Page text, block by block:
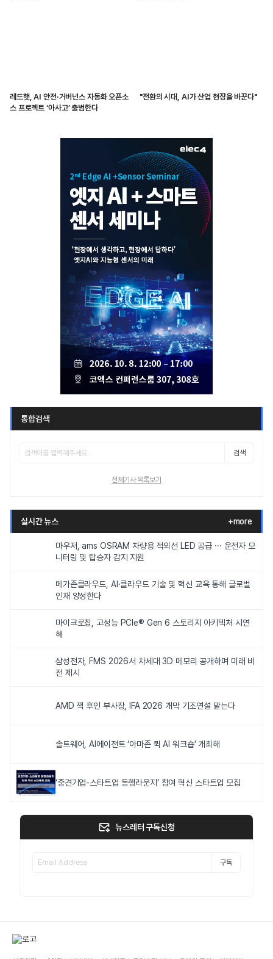
레드햇, AI 안전·거버넌스 자동화 오픈소
스 프로젝트 ‘아사고’ 출범한다
"전환의 시대, AI가 산업 현장을 바꾼다"
통합검색
검색
전체기사 목록보기
실시간 뉴스 +more
마우저, ams OSRAM 차량용 적외선 LED 공급 ··· 운전자 모
니터링 및 탑승자 감지 지원
메가존클라우드, AI·클라우드 기술 및 혁신 교육 통해 글로벌
인재 양성한다
마이크로칩, 고성능 PCIe® Gen 6 스토리지 아키텍처 시연
해
삼성전자, FMS 2026서 차세대 3D 메모리 공개하며 미래 비
전 제시
AMD 잭 후인 부사장, IFA 2026 개막 기조연설 맡는다
솔트웨어, AI에이전트 ‘아마존 퀵 AI 워크숍’ 개최해
‘중견기업-스타트업 동행라운지’ 참여 혁신 스타트업 모집
뉴스레터 구독신청
구독